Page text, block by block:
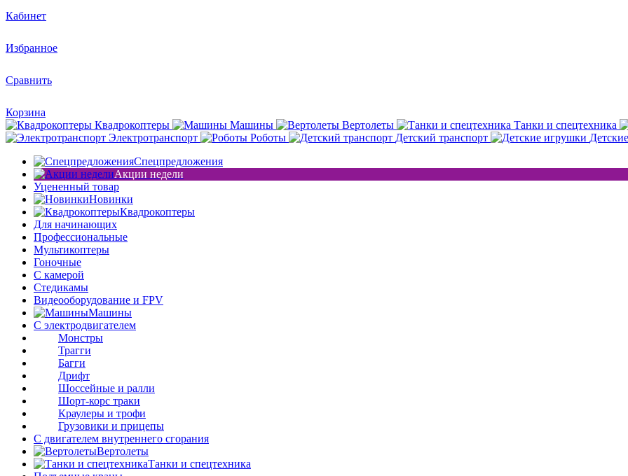
Кабинет
Избранное
Сравнить
Корзина
Квадрокоптеры
Машины Вертолеты
Танки и спецтехника
Электротранспорт
Роботы Детский транспорт
Спецпредложения
Акции недели
Уцененный товар
Новинки
Квадрокоптеры
Для начинающих
Профессиональные
Мультикоптеры
Гоночные
C камерой
Стедикамы
Видеооборудование и FPV
Машины
С электродвигателем
Монстры
Трагги
Багги
Дрифт
Шоссейные и ралли
Шорт-корс траки
Краулеры и трофи
Грузовики и прицепы
С двигателем внутреннего сгорания
Вертолеты
Танки и спецтехника